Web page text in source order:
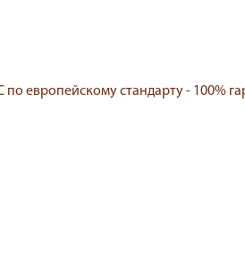
европейскому стандарту - 100%